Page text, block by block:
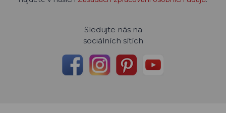
Sledujte nás na
sociálních sítích